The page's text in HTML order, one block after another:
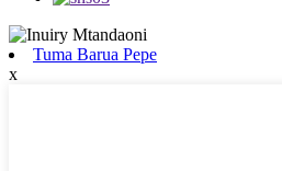
Tuma Barua Pepe
x